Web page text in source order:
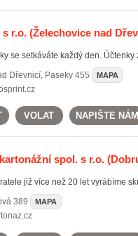
s r.o.(Želechovice nad
se setkáváte každý den. Účtenky
Dřevnicí, Paseky 455 MAPA
VOLAT NAPIŠTE NÁM
spol. s r.o.
již více než 20 let vyrábíme
389 MAPA